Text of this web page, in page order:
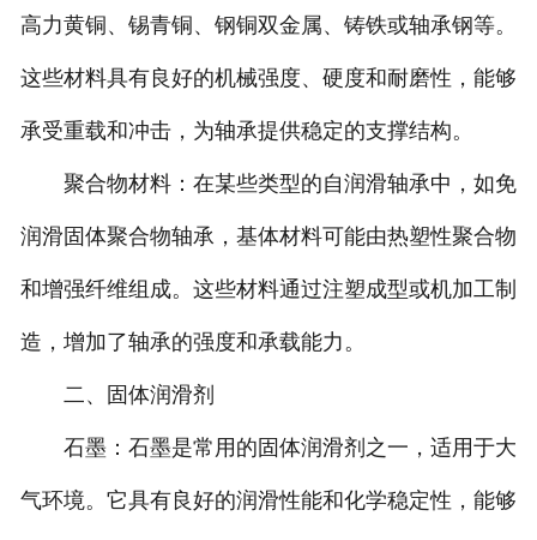
高力黄铜、锡青铜、钢铜双金属、铸铁或轴承钢等。
这些材料具有良好的机械强度、硬度和耐磨性，能够
承受重载和冲击，为轴承提供稳定的支撑结构。
聚合物材料：在某些类型的自润滑轴承中，如免
润滑固体聚合物轴承，基体材料可能由热塑性聚合物
和增强纤维组成。这些材料通过注塑成型或机加工制
造，增加了轴承的强度和承载能力。
二、固体润滑剂
石墨：石墨是常用的固体润滑剂之一，适用于大
气环境。它具有良好的润滑性能和化学稳定性，能够